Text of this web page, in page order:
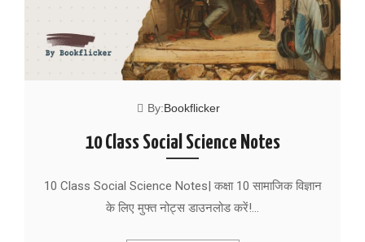
By:Bookflicker
10 Class Social Science Notes
10 Class Social Science Notes| कक्षा 10 सामाजिक विज्ञान
के लिए मुफ्त नोट्स डाउनलोड करें!…